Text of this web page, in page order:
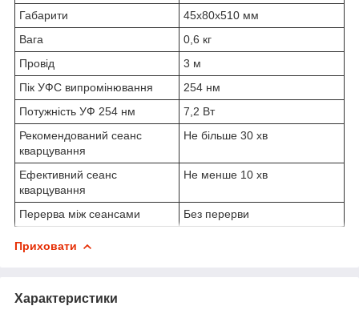
Габарити
45x80x510 мм
Вага
0,6 кг
Провід
3 м
Пік УФС випромінювання
254 нм
Потужність УФ 254 нм
7,2 Вт
Рекомендований сеанс
кварцування
Не більше 30 хв
Ефективний сеанс
кварцування
Не менше 10 хв
Перерва між сеансами Без перерви
Приховати
Характеристики